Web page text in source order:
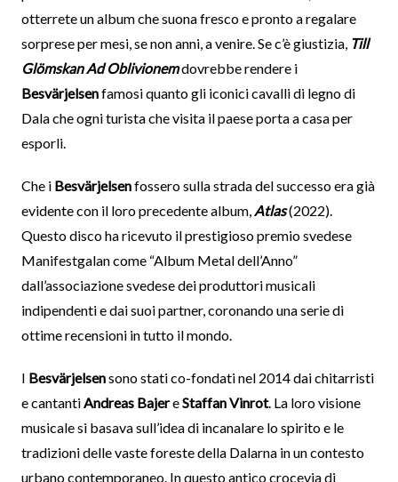
otterrete un album che suona fresco e pronto a regalare
sorprese per mesi, se non anni, a venire. Se c’è giustizia, Till
Glömskan Ad Oblivionemdovrebbe rendere i
Besvärjelsenfamosi quanto gli iconici cavalli di legno di
Dala che ogni turista che visita il paese porta a casa per
esporli.
Che i Besvärjelsenfossero sulla strada del successo era già
evidente con il loro precedente album,Atlas(2022).
Questo disco ha ricevuto il prestigioso premio svedese
Manifestgalan come “Album Metal dell’Anno”
dall’associazione svedese dei produttori musicali
indipendenti e dai suoi partner, coronando una serie di
ottime recensioni in tutto il mondo.
I Besvärjelsensono stati co-fondati nel 2014 dai chitarristi
e cantantiAndreas BajereStaffan Vinrot. La loro visione
musicale si basava sull’idea di incanalare lo spirito e le
tradizioni delle vaste foreste della Dalarna in un contesto
urbano contemporaneo. In questo antico crocevia di